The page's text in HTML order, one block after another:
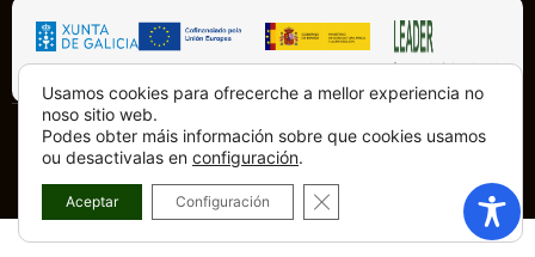
Copyright © 2025. Tódolos dereitos
reservados
Feito con
dende a Costa da
Usamos cookies para ofrecerche a mellor experiencia no
noso sitio web.
Podes obter máis información sobre que cookies usamos
ou desactivalas en configuración.
Aceptar Configuración CLOSE GDPR COOKIE